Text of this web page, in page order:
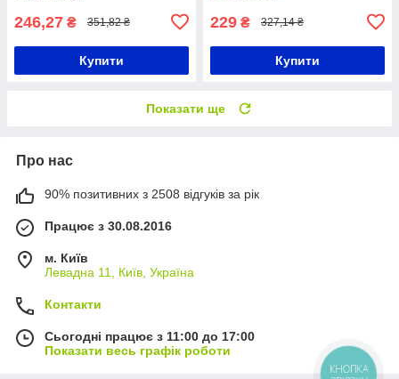
246,27 ₴ 351,82 ₴
Купити
229 ₴ 327,14 ₴
Купити
Показати ще
Про нас
90% позитивних з 2508 відгуків за рік
Працює з 30.08.2016
м. Київ
Левадна 11, Київ, Україна
Контакти
Сьогодні працює з 11:00 до 17:00
Показати весь графік роботи
КНОПКА